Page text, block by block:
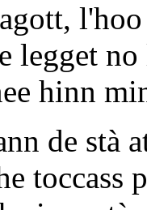
legget
hinn
de stà
toccass